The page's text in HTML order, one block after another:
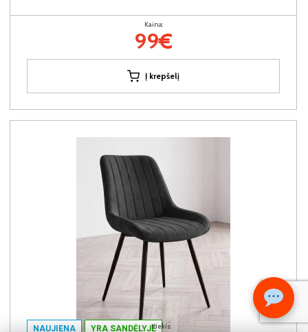
Kiekis:
Kaina:
99€
Į krepšelį
NAUJIENA YRA SANDĖLYJE